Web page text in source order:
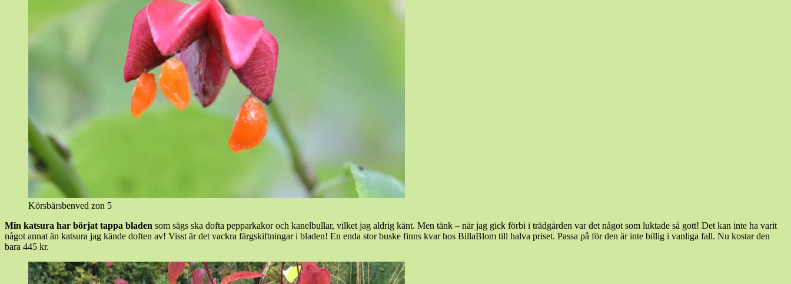
Körsbärsbenved zon 5
Min katsura har börjat tappa bladen som sägs ska dofta pepparkakor och kanelbullar, vilket jag aldrig känt. Men tänk – när jag gick förbi i trädgården var det något som luktade så gott! Det kan inte ha varit
något annat än katsura jag kände doften av! Visst är det vackra färgskiftningar i bladen! En enda stor buske finns kvar hos BillaBlom till halva priset. Passa på för den är inte billig i vanliga fall. Nu kostar den
bara 445 kr.